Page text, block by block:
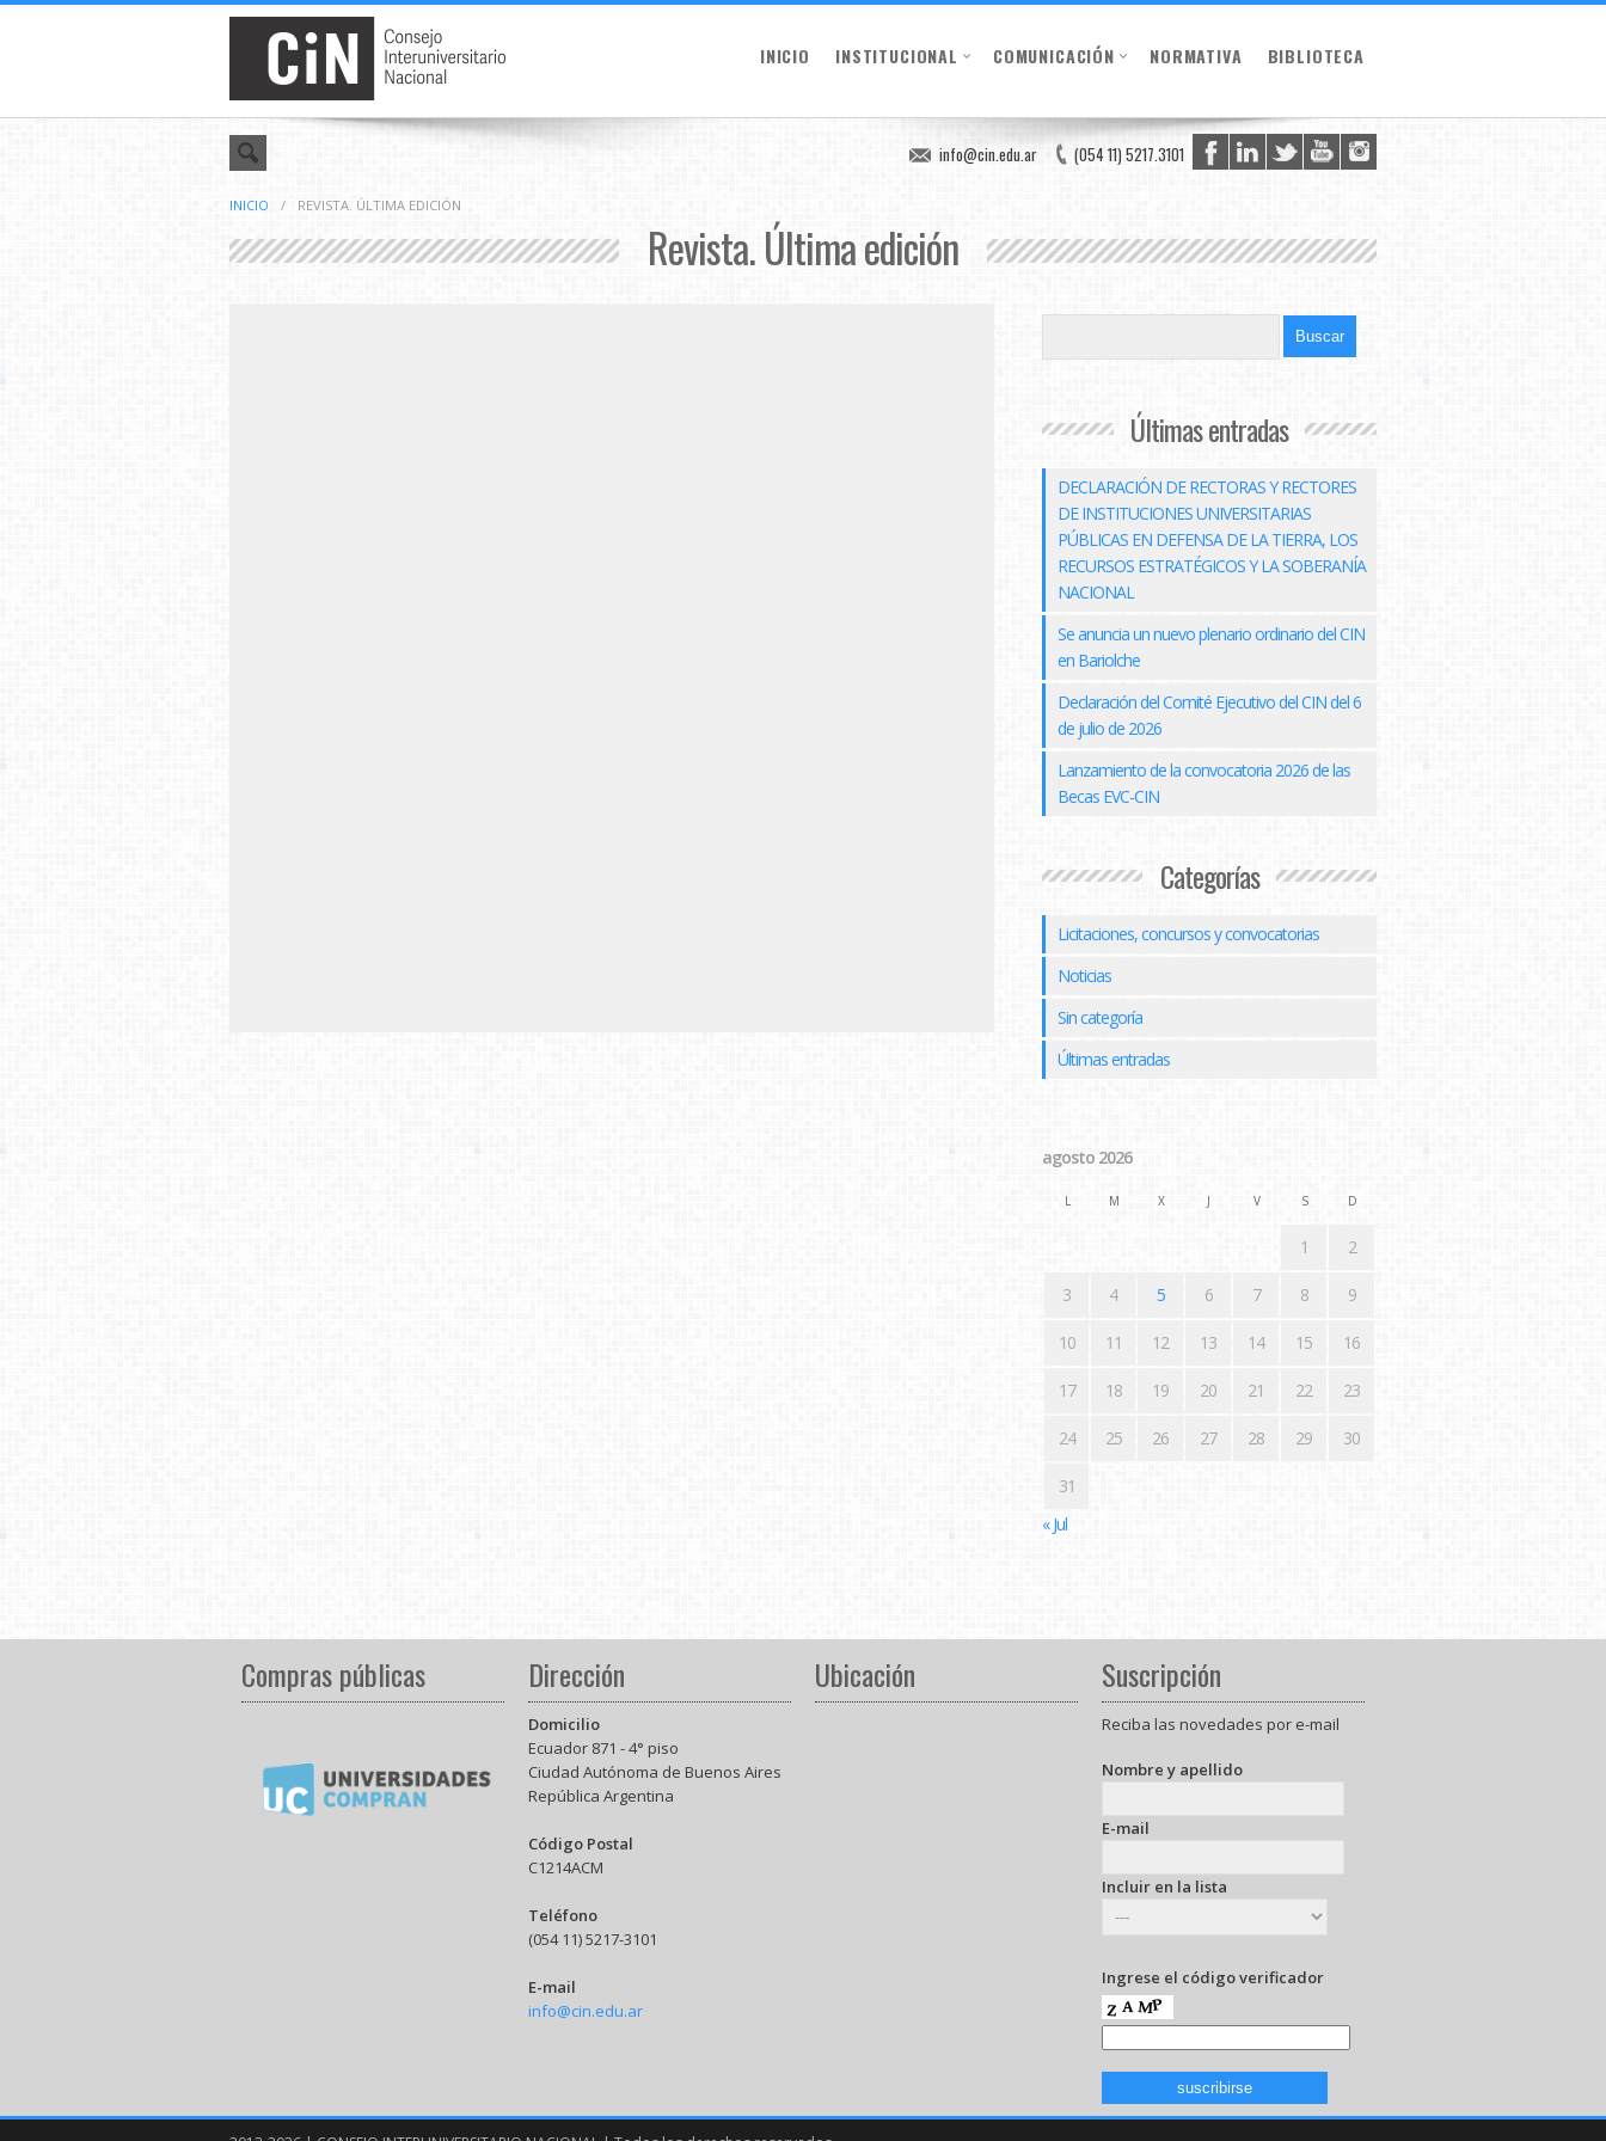
INICIO INSTITUCIONAL COMUNICACIÓN NORMATIVA BIBLIOTECA
(054 11) 5217.3101
info@cin.edu.ar
INICIO / REVISTA. ÚLTIMA EDICIÓN
Revista. Última edición
Últimas entradas
DECLARACIÓN DE RECTORAS Y RECTORES
DE INSTITUCIONES UNIVERSITARIAS
PÚBLICAS EN DEFENSA DE LA TIERRA, LOS
RECURSOS ESTRATÉGICOS Y LA SOBERANÍA
NACIONAL
Se anuncia un nuevo plenario ordinario del CIN
en Bariolche
Declaración del Comité Ejecutivo del CIN del 6
de julio de 2026
Lanzamiento de la convocatoria 2026 de las
Becas EVC-CIN
Categorías
Licitaciones, concursos y convocatorias
Noticias
Sin categoría
Últimas entradas
agosto 2026
L M X J V S D
1 2
3 4 5 6 7 8 9
10 11 12 13 14 15 16
17 18 19 20 21 22 23
24 25 26 27 28 29 30
31
« Jul
Compras públicas Dirección
Domicilio
Ecuador 871 - 4° piso
Ciudad Autónoma de Buenos Aires
República Argentina
Código Postal
C1214ACM
Teléfono
(054 11) 5217-3101
E-mail
info@cin.edu.ar
Ubicación Suscripción
Reciba las novedades por e-mail
Nombre y apellido
E-mail
Incluir en la lista
Ingrese el código verificador